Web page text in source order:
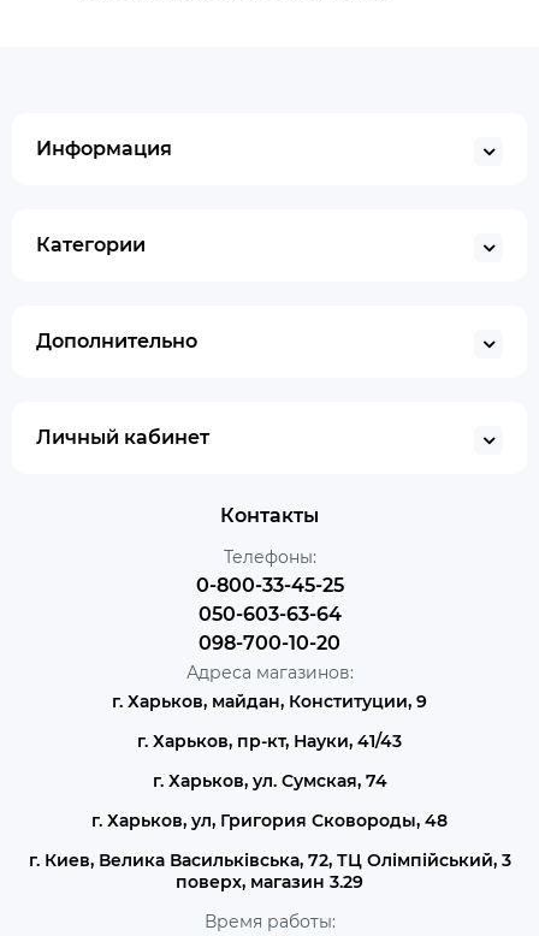
Информация
Категории
Дополнительно
Личный кабинет
Контакты
Телефоны:
0-800-33-45-25
050-603-63-64
098-700-10-20
Адреса магазинов:
г. Харьков, майдан, Конституции, 9
г. Харьков, пр-кт, Науки, 41/43
г. Харьков, ул. Сумская, 74
г. Харьков, ул, Григория Сковороды, 48
г. Киев, Велика Васильківська, 72, ТЦ Олімпійський, 3
поверх, магазин 3.29
Время работы: